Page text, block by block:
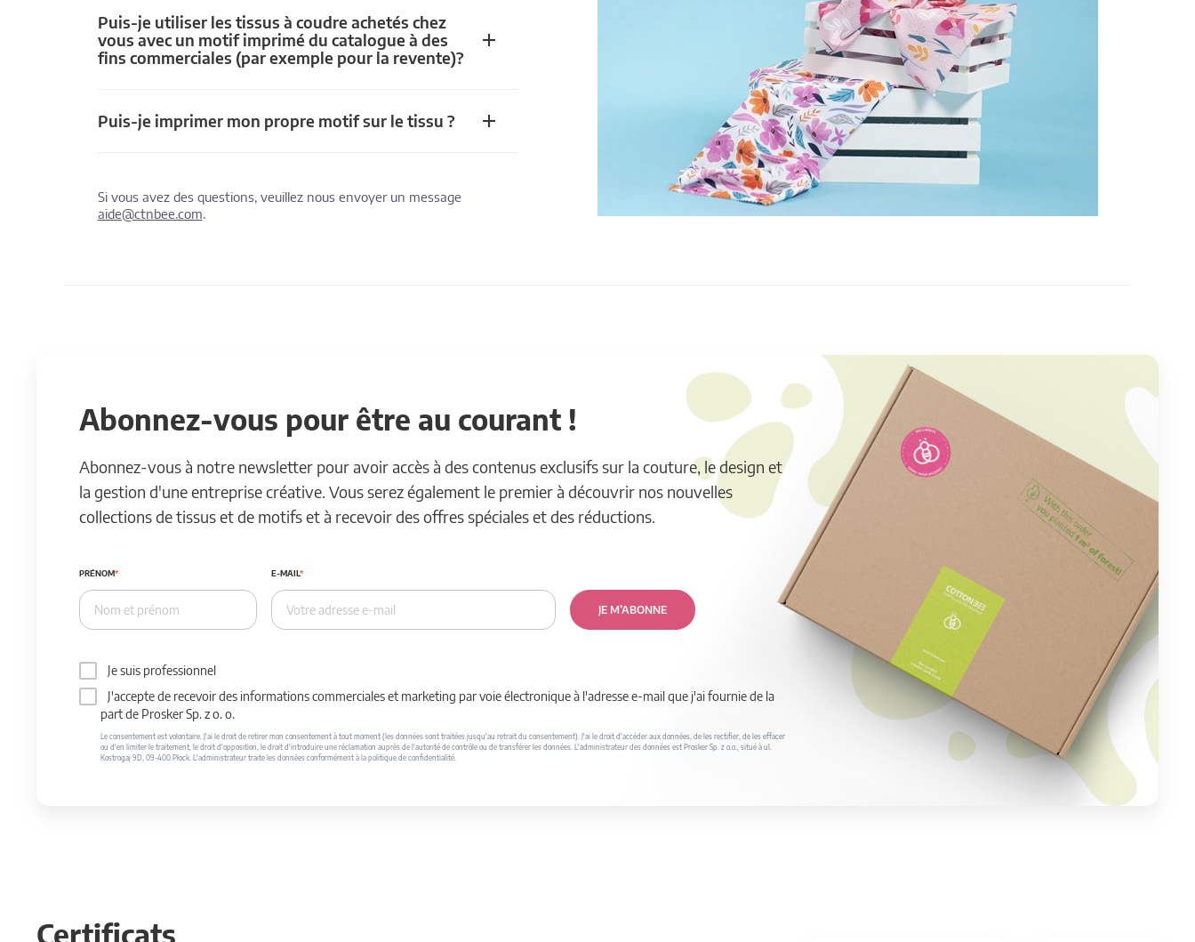
Puis-je utiliser les tissus à coudre achetés chez
vous avec un motif imprimé du catalogue à des
fins commerciales (par exemple pour la revente)?
Puis-je imprimer mon propre motif sur le tissu ?
Si vous avez des questions, veuillez nous envoyer un message
aide@ctnbee.com.
Abonnez-vous pour être au courant !
Abonnez-vous à notre newsletter pour avoir accès à des contenus exclusifs sur la couture, le design et
la gestion d'une entreprise créative. Vous serez également le premier à découvrir nos nouvelles
collections de tissus et de motifs et à recevoir des offres spéciales et des réductions.
PRÉNOM E-MAIL
JE M’ABONNE
Je suis professionnel
J'accepte de recevoir des informations commerciales et marketing par voie électronique à l'adresse e-mail que j'ai fournie de la
part de Prosker Sp. z o. o.
Le consentement est volontaire. J'ai le droit de retirer mon consentement à tout moment (les données sont traitées jusqu'au retrait du consentement). J'ai le droit d'accéder aux données, de les rectifier, de les effacer
ou d'en limiter le traitement, le droit d'opposition, le droit d'introduire une réclamation auprès de l'autorité de contrôle ou de transférer les données. L'administrateur des données est Prosker Sp. z o.o., situé à ul.
Kostrogaj 9D, 09-400 Płock. L'administrateur traite les données conformément à la politique de confidentialité.
Certificats